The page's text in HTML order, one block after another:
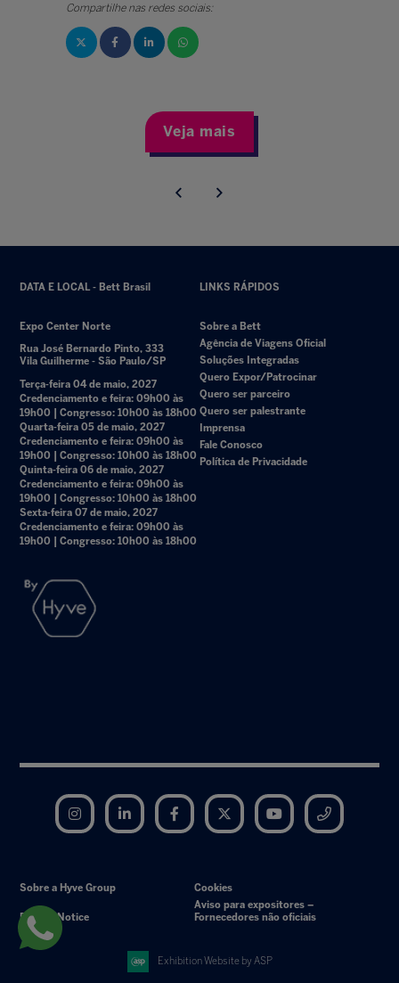
Compartilhe nas redes sociais:
Veja mais
DATA E LOCAL - Bett Brasil
Expo Center Norte
Rua José Bernardo Pinto, 333
Vila Guilherme - São Paulo/SP
Terça-feira 04 de maio, 2027
Credenciamento e feira: 09h00 às
19h00 | Congresso: 10h00 às 18h00
Quarta-feira 05 de maio, 2027
Credenciamento e feira: 09h00 às
19h00 | Congresso: 10h00 às 18h00
Quinta-feira 06 de maio, 2027
Credenciamento e feira: 09h00 às
19h00 | Congresso: 10h00 às 18h00
Sexta-feira 07 de maio, 2027
Credenciamento e feira: 09h00 às
19h00 | Congresso: 10h00 às 18h00
LINKS RÁPIDOS
Sobre a Bett
Agência de Viagens Oficial
Soluções Integradas
Quero Expor/Patrocinar
Quero ser parceiro
Quero ser palestrante
Imprensa
Fale Conosco
Política de Privacidade
Instagram LinkedIn Facebook Twitter YouTube
Sobre a Hyve Group Cookies
Privacy Notice
Aviso para expositores –
Fornecedores não oficiais
Exhibition Website by ASP